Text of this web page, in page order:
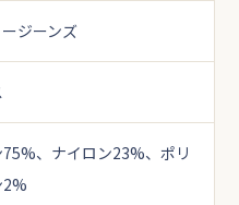
ジーンズ
、ナイロン23%、ポリ
2%